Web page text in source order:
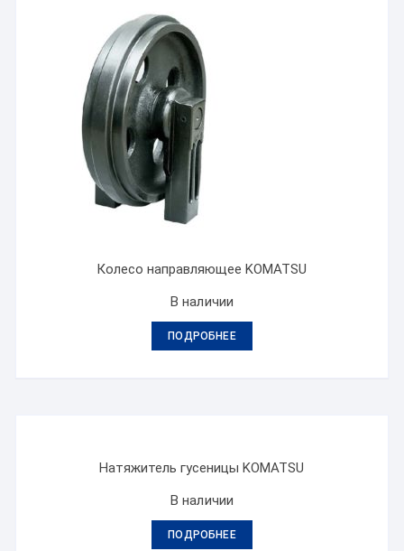
Колесо направляющее KOMATSU
В наличии
ПОДРОБНЕЕ
Натяжитель гусеницы KOMATSU
В наличии
ПОДРОБНЕЕ